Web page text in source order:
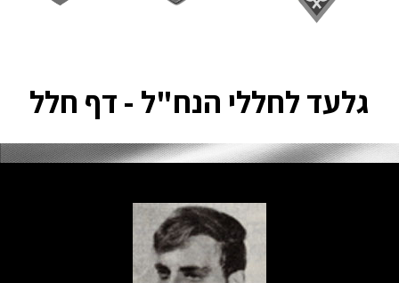
גלעד לחללי הנח"ל - דף חלל